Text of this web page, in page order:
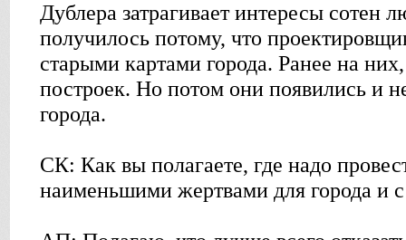
Дублера затрагивает интересы сотен
получилось потому, что
старыми картами города. Ранее на
построек. Но потом они появились и
города.
СК: Как вы полагаете, где надо
наименьшими жертвами для города и